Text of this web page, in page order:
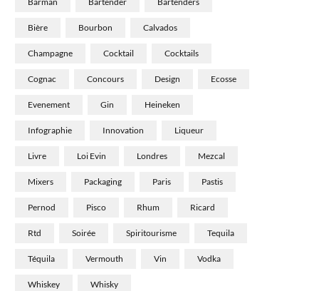
Bière Bourbon Calvados
Champagne Cocktail Cocktails
Cognac Concours Design Ecosse
Evenement Gin Heineken
Infographie Innovation Liqueur
Livre Loi Evin Londres Mezcal
Mixers Packaging Paris Pastis
Pernod Pisco Rhum Ricard
Rtd Soirée Spiritourisme Tequila
Téquila Vermouth Vin Vodka
Whiskey Whisky